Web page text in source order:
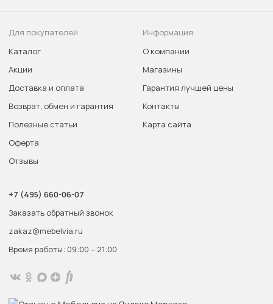
Для покупателей
Каталог
Акции
Доставка и оплата
Возврат, обмен и гарантия
Полезные статьи
Оферта
Отзывы
Информация
О компании
Магазины
Гарантия лучшей цены
Контакты
Карта сайта
+7 (495) 660-06-07
Заказать обратный звонок
zakaz@mebelvia.ru
Время работы: 09:00 – 21:00